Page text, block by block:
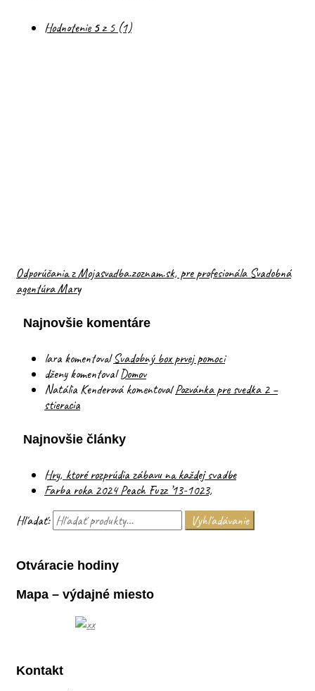
Hodnotenie 5z 5(1)
Odporúčania z Mojasvadba.zoznam.sk, pre profesionála Svadobná
agentúra Mary
Najnovšie komentáre
larakomentovalSvadobný box prvej pomoci
dženykomentovalDomov
Natália KenderovákomentovalPozvánka pre svedka 2 –
stieracia
Najnovšie články
Hry, ktoré rozprúdia zábavu na každej svadbe
Farba roka 2024 Peach Fuzz ’13-1023,
Hľadať:
Vyhľadávanie
Otváracie hodiny
Mapa – výdajné miesto
Kontakt